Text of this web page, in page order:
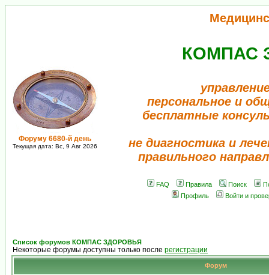
Форуму 6680-й день
Текущая дата: Вс, 9 Авг 2026
КОМПАС
персональное и
бесплатные
не диагностика и
правильного
FAQ Правила Поиск
Профиль
Войти и
Список форумов КОМПАС ЗДОРОВЬЯ
Некоторые форумы доступны только после регистрации
Форум